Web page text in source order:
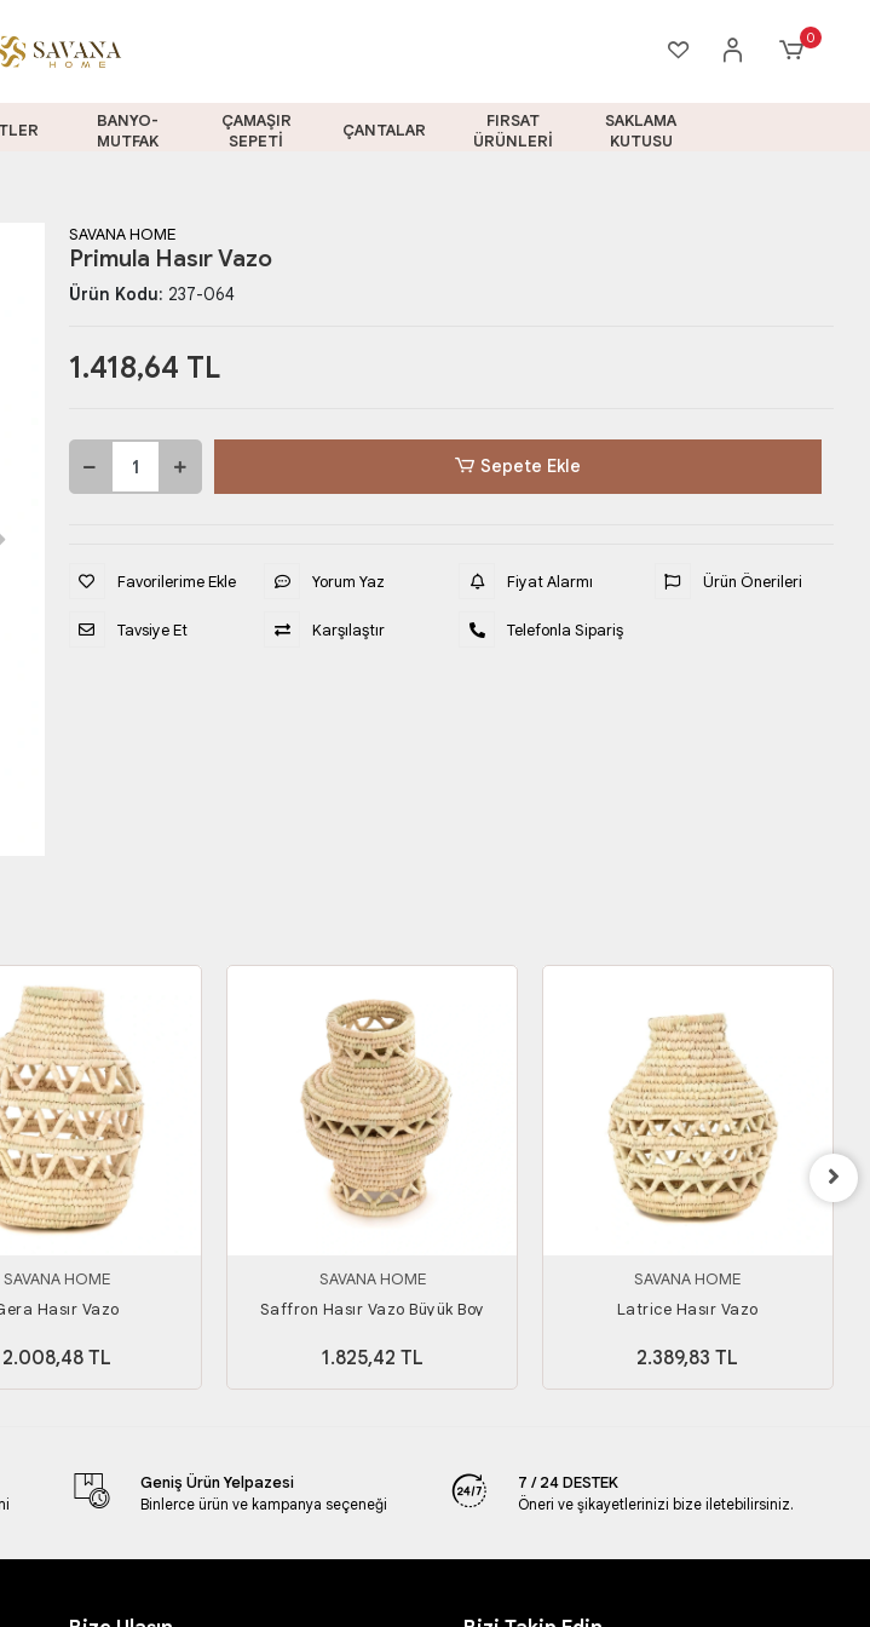
0
BANYO-
MUTFAK
ÇAMAŞIR
SEPETİ
ÇANTALAR
FIRSAT
ÜRÜNLERİ
SAKLAMA
KUTUSU
SAVANA HOME
Primula Hasır Vazo
Ürün Kodu: 237-064
1.418,64 TL
Sepete Ekle
Favorilerime Ekle
Tavsiye Et
Yorum Yaz
Karşılaştır
Fiyat Alarmı
Telefonla Sipariş
Ürün Önerileri
SAVANA HOME
Hasır Vazo
2.008,48 TL
SAVANA HOME
Saffron Hasır Vazo Büyük Boy
1.825,42 TL
SAVANA HOME
Latrice Hasır Vazo
2.389,83 TL
Geniş Ürün Yelpazesi
Binlerce ürün ve kampanya seçeneği
7 / 24 DESTEK
Öneri ve şikayetlerinizi bize iletebilirsiniz.